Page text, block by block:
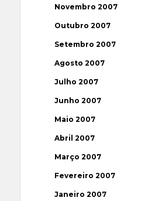
Novembro 2007
Outubro 2007
Setembro 2007
Agosto 2007
Julho 2007
Junho 2007
Maio 2007
Abril 2007
Março 2007
Fevereiro 2007
Janeiro 2007